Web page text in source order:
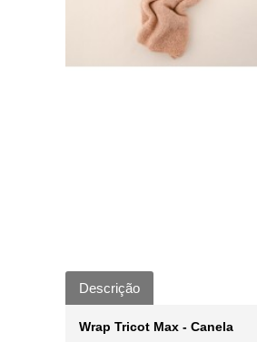
Descrição
Wrap Tricot Max - Canela